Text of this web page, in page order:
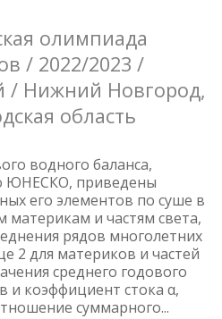
олимпиада
/ 2022/2023 /
/ Нижний Новгород,
область
водного баланса,
ЮНЕСКО, приведены
его элементов по суше в
и частям света,
рядов многолетних
2 для материков и частей
среднего годового
и коэффициент стока α,
суммарного...